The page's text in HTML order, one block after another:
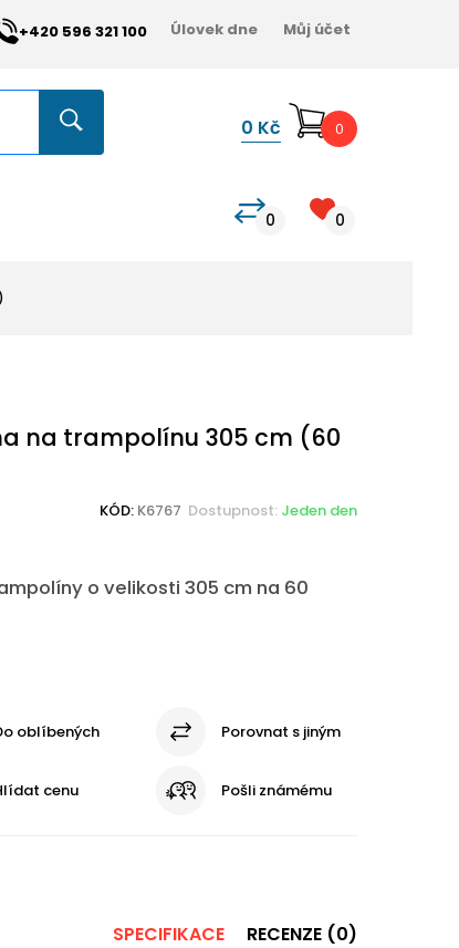
+420 596 321 100 Úlovek dne Můj účet
0 Kč 0
0 0
na trampolínu 305 cm (60
KÓD: K6767 Dostupnost: Jeden den
o velikosti 305 cm na 60
oblíbených Porovnat s jiným
cenu Pošli známému
SPECIFIKACE RECENZE (0)